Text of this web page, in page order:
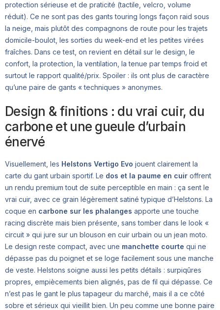
protection sérieuse et de praticité (tactile, velcro, volume
réduit). Ce ne sont pas des gants touring longs façon raid sous
la neige, mais plutôt des compagnons de route pour les trajets
domicile-boulot, les sorties du week-end et les petites virées
fraîches. Dans ce test, on revient en détail sur le design, le
confort, la protection, la ventilation, la tenue par temps froid et
surtout le rapport qualité/prix. Spoiler : ils ont plus de caractère
qu’une paire de gants « techniques » anonymes.
Design & finitions : du vrai cuir, du
carbone et une gueule d’urbain
énervé
Visuellement, les Helstons Vertigo Evo jouent clairement la
carte du gant urbain sportif. Le dos et la paume en cuir offrent
un rendu premium tout de suite perceptible en main : ça sent le
vrai cuir, avec ce grain légèrement satiné typique d’Helstons. La
coque en carbone sur les phalanges apporte une touche
racing discrète mais bien présente, sans tomber dans le look «
circuit » qui jure sur un blouson en cuir urbain ou un jean moto.
Le design reste compact, avec une manchette courte qui ne
dépasse pas du poignet et se loge facilement sous une manche
de veste. Helstons soigne aussi les petits détails : surpiqûres
propres, empiècements bien alignés, pas de fil qui dépasse. Ce
n’est pas le gant le plus tapageur du marché, mais il a ce côté
sobre et sérieux qui vieillit bien. Un peu comme une bonne paire